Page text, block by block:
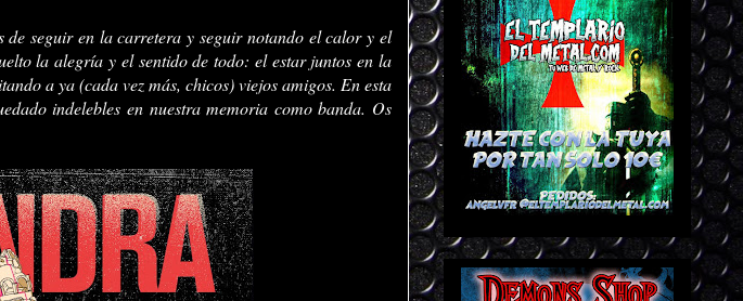
de seguir en la carretera y seguir notando el calor y el
la alegría y el sentido de todo: el estar juntos en la
a ya (cada vez más, chicos) viejos amigos. En esta
indelebles en nuestra memoria como banda. Os